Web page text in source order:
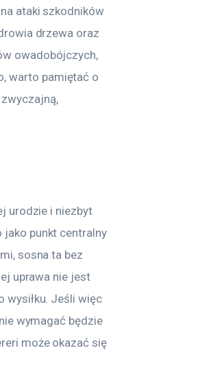
ataki szkodników
drzewa oraz
owadobójczych,
warto pamiętać o
urodzie i niezbyt
jako punkt centralny
sosna ta bez
uprawa nie jest
wysiłku. Jeśli więc
wymagać będzie
może okazać się